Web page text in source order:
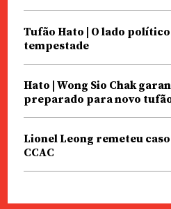
Tufão Hato | O lado
tempestade
Hato | Wong Sio Chak
preparado para novo
Lionel Leong remeteu
CCAC